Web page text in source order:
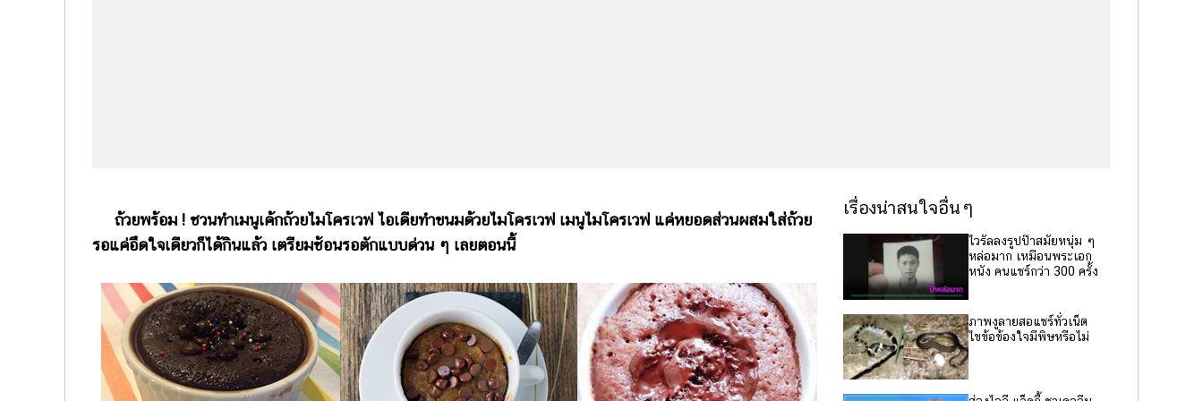
ถ้วยพร้อม ! ชวนทำเมนูเค้กถ้วยไมโครเวฟ ไอเดียทำขนมด้วยไมโครเวฟ เมนูไมโครเวฟ แค่หยอดส่วนผสมใส่ถ้วย
รอแค่อึดใจเดียวก็ได้กินแล้ว เตรียมช้อนรอตักแบบด่วน ๆ เลยตอนนี้
เรื่องน่าสนใจอื่นๆ
ไวรัลลงรูปป๊าสมัยหนุ่ม ๆ
หล่อมาก เหมือนพระเอก
หนัง คนแชร์กว่า 300 ครั้ง
ภาพงูลายสอแชร์ทั่วเน็ต
ไขข้อข้องใจมีพิษหรือไม่